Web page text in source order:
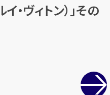
・ヴィトン）」その